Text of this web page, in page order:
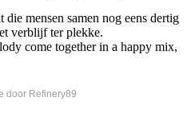
mensen samen nog eens dertig
verblijf ter plekke.
come together in a happy mix,
door Refinery89